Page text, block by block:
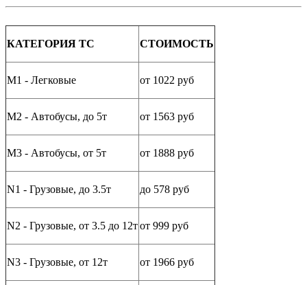
КАТЕГОРИЯ ТС СТОИМОСТЬ
M1 - Легковые от 1022 руб
M2 - Автобусы, до 5т от 1563 руб
M3 - Автобусы, от 5т от 1888 руб
N1 - Грузовые, до 3.5т до 578 руб
N2 - Грузовые, от 3.5 до 12тот 999 руб
N3 - Грузовые, от 12т от 1966 руб